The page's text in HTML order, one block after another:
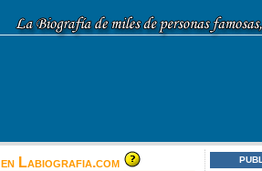
Labiografia.com